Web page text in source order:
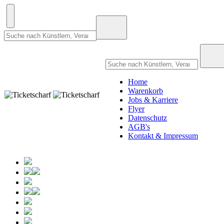
Home
Warenkorb
Jobs & Karriere
Flyer
Datenschutz
AGB's
Kontakt & Impressum